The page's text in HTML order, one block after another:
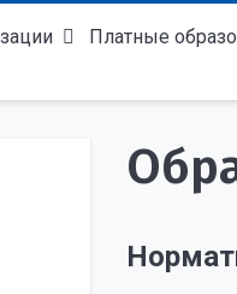
Платные